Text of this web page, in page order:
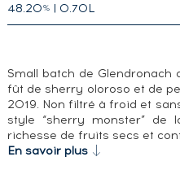
48.20% | 0.70L
Small batch de Glendronach
fût de sherry oloroso et de
2019. Non filtré à froid et
style “sherry monster” de
richesse de fruits secs et
En savoir plus